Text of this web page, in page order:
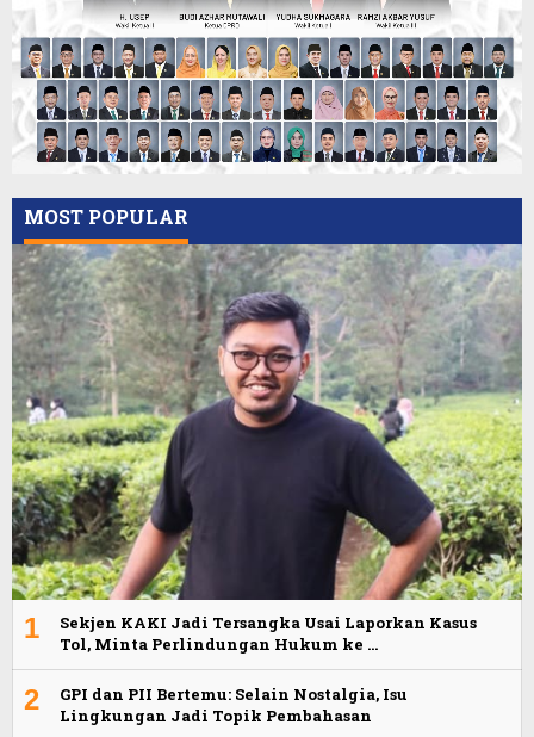
MOST POPULAR
1
Sekjen KAKI Jadi Tersangka Usai Laporkan Kasus
Tol, Minta Perlindungan Hukum ke …
2
GPI dan PII Bertemu: Selain Nostalgia, Isu
Lingkungan Jadi Topik Pembahasan